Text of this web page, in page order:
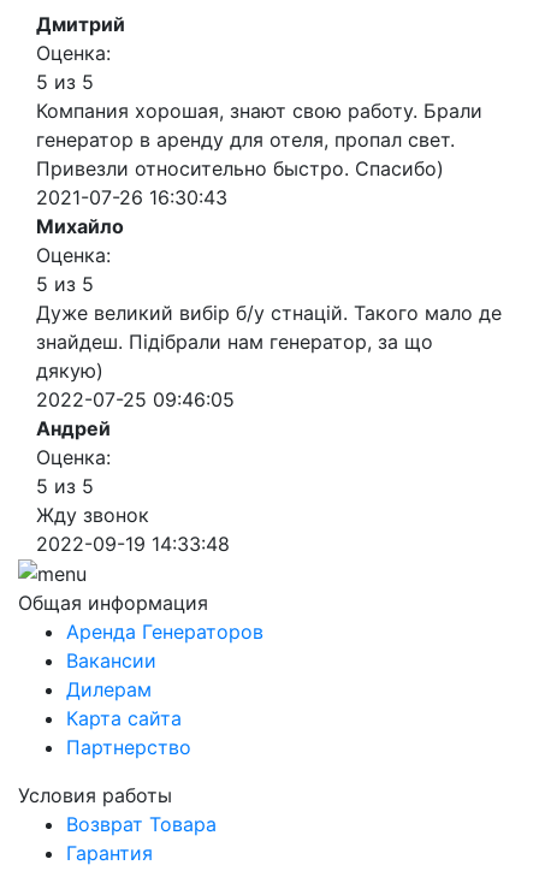
Дмитрий
Оценка:
5 из 5
Компания хорошая, знают свою работу. Брали
генератор в аренду для отеля, пропал свет.
Привезли относительно быстро. Спасибо)
2021-07-26 16:30:43
Михайло
Оценка:
5 из 5
Дуже великий вибір б/у стнацій. Такого мало де
знайдеш. Підібрали нам генератор, за що
дякую)
2022-07-25 09:46:05
Андрей
Оценка:
5 из 5
Жду звонок
2022-09-19 14:33:48
Общая информация
Аренда Генераторов
Вакансии
Дилерам
Карта сайта
Партнерство
Условия работы
Возврат Товара
Гарантия